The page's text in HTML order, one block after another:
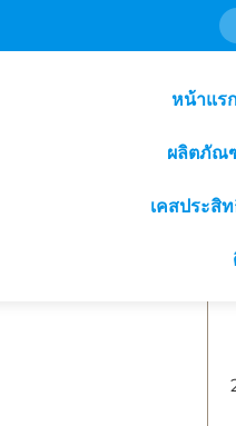
หน้าแร
ผลิตภัณ
เคสประสิ